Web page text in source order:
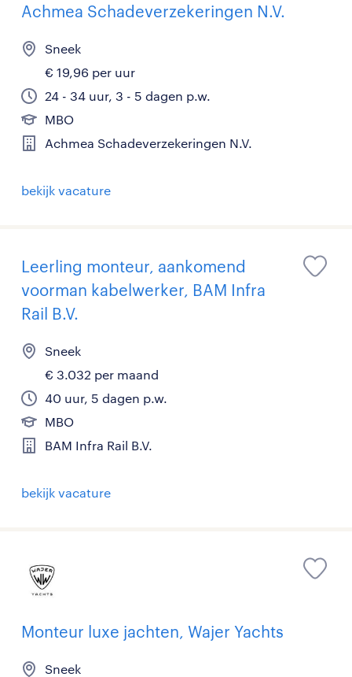
Achmea Schadeverzekeringen N.V.
Sneek
€ 19,96 per uur
24 - 34 uur, 3 - 5 dagen p.w.
MBO
Achmea Schadeverzekeringen N.V.
bekijk vacature
Leerling monteur, aankomend
voorman kabelwerker, BAM Infra
Rail B.V.
Sneek
€ 3.032 per maand
40 uur, 5 dagen p.w.
MBO
BAM Infra Rail B.V.
bekijk vacature
Monteur luxe jachten, Wajer Yachts
Sneek